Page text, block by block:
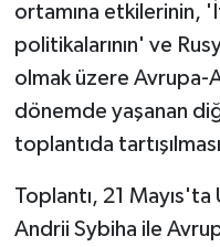
ortamına etkilerinin,
politikalarının' ve
olmak üzere Avrupa-
dönemde yaşanan
toplantıda
Toplantı, 21 Mayıs'ta
Andrii Sybiha ile